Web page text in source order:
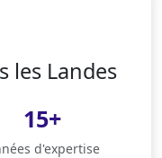
les Landes
15+
d'expertise